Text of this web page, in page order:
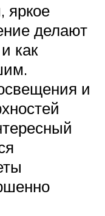
яркое
делают
как
и